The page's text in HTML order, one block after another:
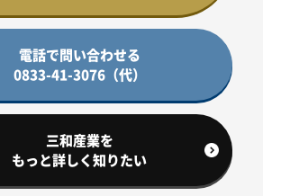
電話で問い合わせる
0833-41-3076（代）
三和産業を
もっと詳しく知りたい